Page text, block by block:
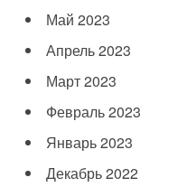
Май 2023
Апрель 2023
Март 2023
Февраль 2023
Январь 2023
Декабрь 2022